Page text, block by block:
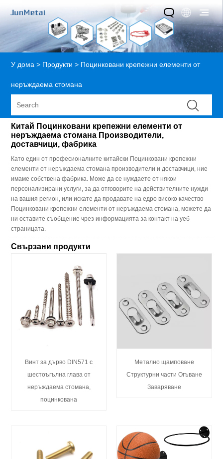
У дома > Продукти > Поцинковани крепежни елементи от
неръждаема стомана
Китай Поцинковани крепежни елементи от
неръждаема стомана Производители,
доставчици, фабрика
Като един от професионалните китайски Поцинковани крепежни
елементи от неръждаема стомана производители и доставчици, ние
имаме собствена фабрика. Може да се нуждаете от някои
персонализирани услуги, за да отговорите на действителните нужди
на вашия регион, или искате да продавате на едро високо качество
Поцинковани крепежни елементи от неръждаема стомана, можете да
ни оставите съобщение чрез информацията за контакт на уеб
страницата.
Свързани продукти
Винт за дърво DIN571 с
шестоъгълна глава от
неръждаема стомана,
поцинкована
Метално щамповане
Структурни части Огъване
Заваряване